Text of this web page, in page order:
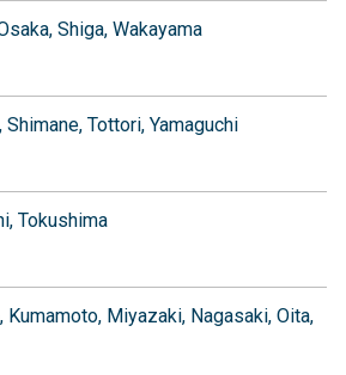
Shiga Wakayama
Shimane Tottori Yamaguchi
Tokushima
Kumamoto Miyazaki Nagasaki Oita